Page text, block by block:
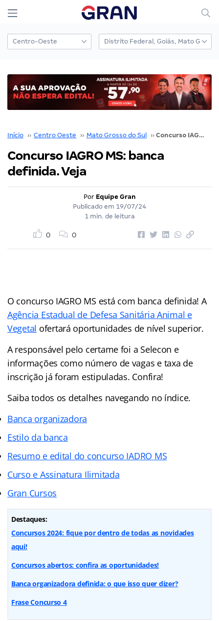
Início ›› Centro Oeste ›› Mato Grosso do Sul ›› Concurso IAGRO MS: banca definida. Veja
Concurso IAGRO MS: banca
definida. Veja
Por Equipe Gran
Publicado em 19/07/24
1 min. de leitura
0 0
O concurso IAGRO MS está com banca definida! A
Agência Estadual de Defesa Sanitária Animal e
Vegetal ofertará oportunidades de nível superior.
A responsável pelo certame foi a Selecon e
informações como número de vagas e taxa de
inscrição já foram estipuladas. Confira!
Saiba todos os detalhes navegando no índice.
Banca organizadora
Estilo da banca
Resumo e edital do concurso IADRO MS
Curso e Assinatura Ilimitada
Gran Cursos
Destaques:
Concursos 2024: fique por dentro de todas as novidades
aqui!
Concursos abertos: confira as oportunidades!
Banca organizadora definida: o que isso quer dizer?
Frase Concurso 4